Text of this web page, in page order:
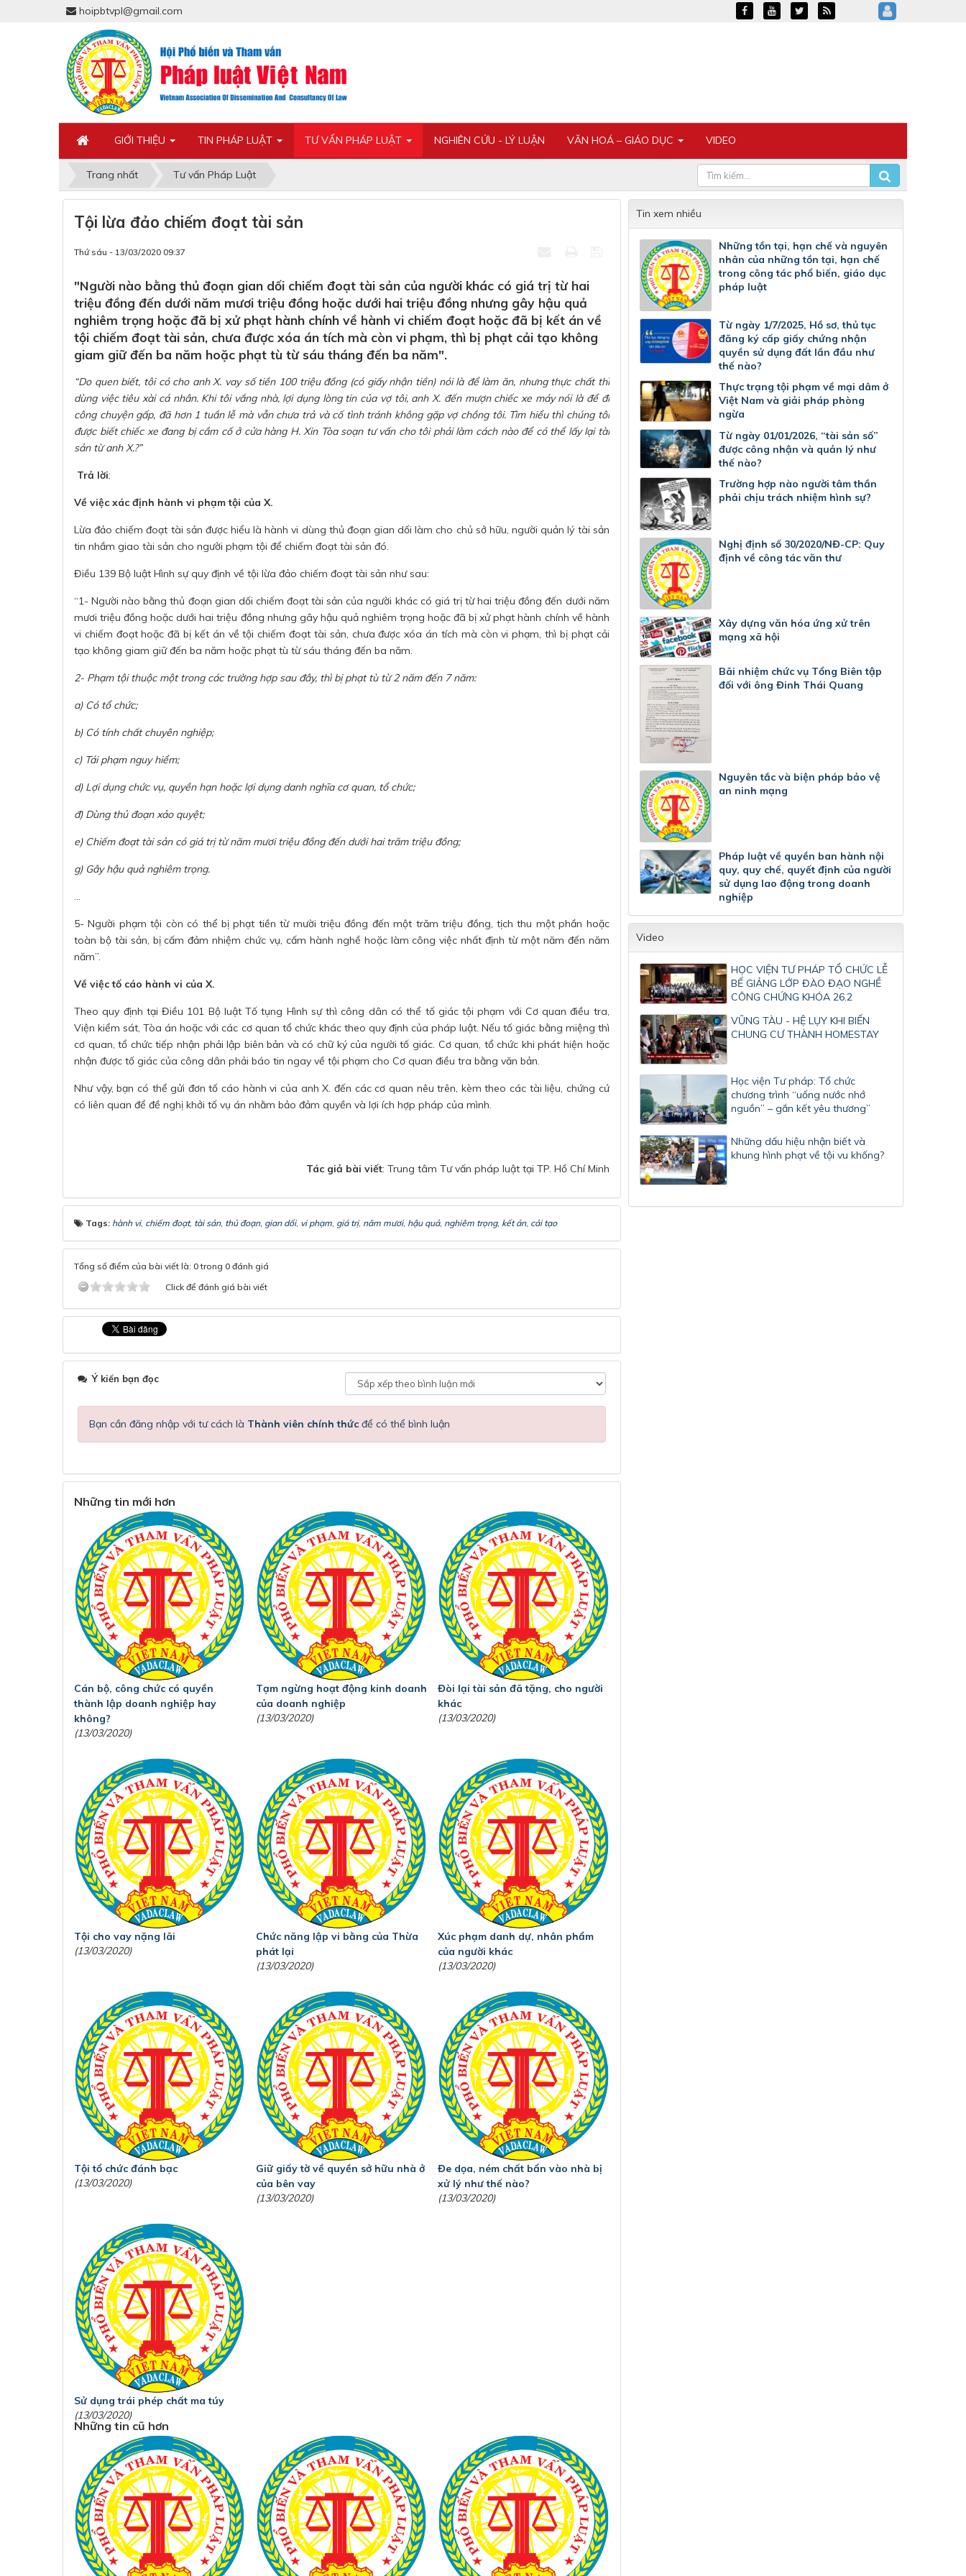
GIỚI THIỆU TIN PHÁP LUẬT TƯ VẤN PHÁP LUẬT NGHIÊN CỨU - LÝ LUẬN VĂN HOÁ – GIÁO DỤC VIDEO
hoipbtvpl@gmail.com
Trang nhất Tư vấn Pháp Luật
Tội lừa đảo chiếm đoạt tài sản
Thứ sáu - 13/03/2020 09:37
"Người nào bằng thủ đoạn gian dối chiếm đoạt tài sản của người khác có giá trị từ hai
triệu đồng đến dưới năm mươi triệu đồng hoặc dưới hai triệu đồng nhưng gây hậu quả
nghiêm trọng hoặc đã bị xử phạt hành chính về hành vi chiếm đoạt hoặc đã bị kết án về
tội chiếm đoạt tài sản, chưa được xóa án tích mà còn vi phạm, thì bị phạt cải tạo không
giam giữ đến ba năm hoặc phạt tù từ sáu tháng đến ba năm".
“Do quen biết, tôi có cho anh X. vay số tiền 100 triệu đồng (có giấy nhận tiền) nói là để làm ăn, nhưng thực chất thì
dùng việc tiêu xài cá nhân. Khi tôi vắng nhà, lợi dụng lòng tin của vợ tôi, anh X. đến mượn chiếc xe máy nói là để đi
công chuyện gấp, đã hơn 1 tuần lễ mà vẫn chưa trả và cố tình tránh không gặp vợ chồng tôi. Tìm hiểu thì chúng tôi
được biết chiếc xe đang bị cầm cố ở cửa hàng H. Xin Tòa soạn tư vấn cho tôi phải làm cách nào để có thể lấy lại tài
sản từ anh X.?”
Trả lời:
Về việc xác định hành vi phạm tội của X.
Lừa đảo chiếm đoạt tài sản được hiểu là hành vi dùng thủ đoạn gian dối làm cho chủ sở hữu, người quản lý tài sản
tin nhầm giao tài sản cho người phạm tội để chiếm đoạt tài sản đó.
Điều 139 Bộ luật Hình sự quy định về tội lừa đảo chiếm đoạt tài sản như sau:
“1- Người nào bằng thủ đoạn gian dối chiếm đoạt tài sản của người khác có giá trị từ hai triệu đồng đến dưới năm
mươi triệu đồng hoặc dưới hai triệu đồng nhưng gây hậu quả nghiêm trọng hoặc đã bị xử phạt hành chính về hành
vi chiếm đoạt hoặc đã bị kết án về tội chiếm đoạt tài sản, chưa được xóa án tích mà còn vi phạm, thì bị phạt cải
tạo không giam giữ đến ba năm hoặc phạt tù từ sáu tháng đến ba năm.
2- Phạm tội thuộc một trong các trường hợp sau đây, thì bị phạt tù từ 2 năm đến 7 năm:
a) Có tổ chức;
b) Có tính chất chuyên nghiệp;
c) Tái phạm nguy hiểm;
d) Lợi dụng chức vụ, quyền hạn hoặc lợi dụng danh nghĩa cơ quan, tổ chức;
đ) Dùng thủ đoạn xảo quyệt;
e) Chiếm đoạt tài sản có giá trị từ năm mươi triệu đồng đến dưới hai trăm triệu đồng;
g) Gây hậu quả nghiêm trọng.
…
5- Người phạm tội còn có thể bị phạt tiền từ mười triệu đồng đến một trăm triệu đồng, tịch thu một phần hoặc
toàn bộ tài sản, bị cấm đảm nhiệm chức vụ, cấm hành nghề hoặc làm công việc nhất định từ một năm đến năm
năm”.
Về việc tố cáo hành vi của X.
Theo quy định tại Điều 101 Bộ luật Tố tụng Hình sự thì công dân có thể tố giác tội phạm với Cơ quan điều tra,
Viện kiểm sát, Tòa án hoặc với các cơ quan tổ chức khác theo quy định của pháp luật. Nếu tố giác bằng miệng thì
cơ quan, tổ chức tiếp nhận phải lập biên bản và có chữ ký của người tố giác. Cơ quan, tổ chức khi phát hiện hoặc
nhận được tố giác của công dân phải báo tin ngay về tội phạm cho Cơ quan điều tra bằng văn bản.
Như vậy, bạn có thể gửi đơn tố cáo hành vi của anh X. đến các cơ quan nêu trên, kèm theo các tài liệu, chứng cứ
có liên quan để đề nghị khởi tố vụ án nhằm bảo đảm quyền và lợi ích hợp pháp của mình.
Tác giả bài viết: Trung tâm Tư vấn pháp luật tại TP. Hồ Chí Minh
Tags: hành vi, chiếm đoạt, tài sản, thủ đoạn, gian dối, vi phạm, giá trị, năm mươi, hậu quả, nghiêm trọng, kết án, cải tạo
Tổng số điểm của bài viết là: 0 trong 0 đánh giá
Click để đánh giá bài viết
Ý kiến bạn đọc
Bạn cần đăng nhập với tư cách là Thành viên chính thức để có thể bình luận
Những tin mới hơn
Cán bộ, công chức có quyền
thành lập doanh nghiệp hay
không?
(13/03/2020)
Tạm ngừng hoạt động kinh doanh
của doanh nghiệp
(13/03/2020)
Đòi lại tài sản đã tặng, cho người
khác
(13/03/2020)
Tội cho vay nặng lãi
(13/03/2020)
Chức năng lập vi bằng của Thừa
phát lại
(13/03/2020)
Xúc phạm danh dự, nhân phẩm
của người khác
(13/03/2020)
Tội tổ chức đánh bạc
(13/03/2020)
Giữ giấy tờ về quyền sở hữu nhà ở
của bên vay
(13/03/2020)
Đe dọa, ném chất bẩn vào nhà bị
xử lý như thế nào?
(13/03/2020)
Sử dụng trái phép chất ma túy
(13/03/2020)
Những tin cũ hơn
Tin xem nhiều
Những tồn tại, hạn chế và nguyên
nhân của những tồn tại, hạn chế
trong công tác phổ biến, giáo dục
pháp luật
Từ ngày 1/7/2025, Hồ sơ, thủ tục
đăng ký cấp giấy chứng nhận
quyền sử dụng đất lần đầu như
thế nào?
Thực trạng tội phạm về mại dâm ở
Việt Nam và giải pháp phòng
ngừa
Từ ngày 01/01/2026, “tài sản số”
được công nhận và quản lý như
thế nào?
Trường hợp nào người tâm thần
phải chịu trách nhiệm hình sự?
Nghị định số 30/2020/NĐ-CP: Quy
định về công tác văn thư
Xây dựng văn hóa ứng xử trên
mạng xã hội
Bãi nhiệm chức vụ Tổng Biên tập
đối với ông Đinh Thái Quang
Nguyên tắc và biện pháp bảo vệ
an ninh mạng
Pháp luật về quyền ban hành nội
quy, quy chế, quyết định của người
sử dụng lao động trong doanh
nghiệp
Video
HỌC VIỆN TƯ PHÁP TỔ CHỨC LỄ
BẾ GIẢNG LỚP ĐÀO ĐẠO NGHỀ
CÔNG CHỨNG KHÓA 26.2
VŨNG TÀU - HỆ LỤY KHI BIẾN
CHUNG CƯ THÀNH HOMESTAY
Học viện Tư pháp: Tổ chức
chương trình “uống nước nhớ
nguồn” – gắn kết yêu thương”
Những dấu hiệu nhận biết và
khung hình phạt về tội vu khống?